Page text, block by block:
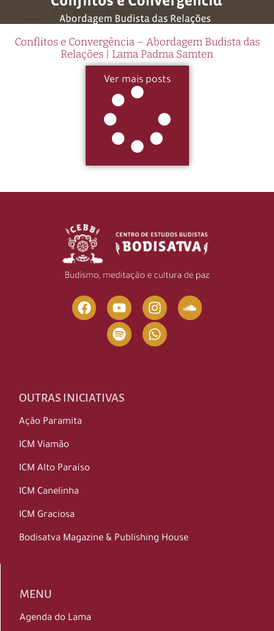
Conflitos e Convergência – Abordagem Budista das
Relações | Lama Padma Samten
Ver mais posts
OUTRAS INICIATIVAS
Ação Paramita
ICM Viamão
ICM Alto Paraíso
ICM Canelinha
ICM Graciosa
Bodisatva Magazine & Publishing House
MENU
Agenda do Lama